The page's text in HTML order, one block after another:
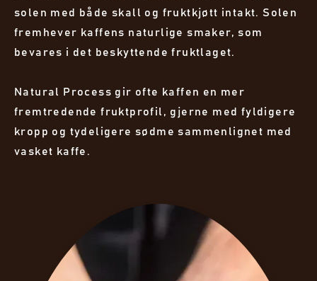
solen med både skall og fruktkjøtt intakt. Solen
fremhever kaffens naturlige smaker, som
bevares i det beskyttende fruktlaget.
Natural Process gir ofte kaffen en mer
fremtredende fruktprofil, gjerne med fyldigere
kropp og tydeligere sødme sammenlignet med
vasket kaffe.